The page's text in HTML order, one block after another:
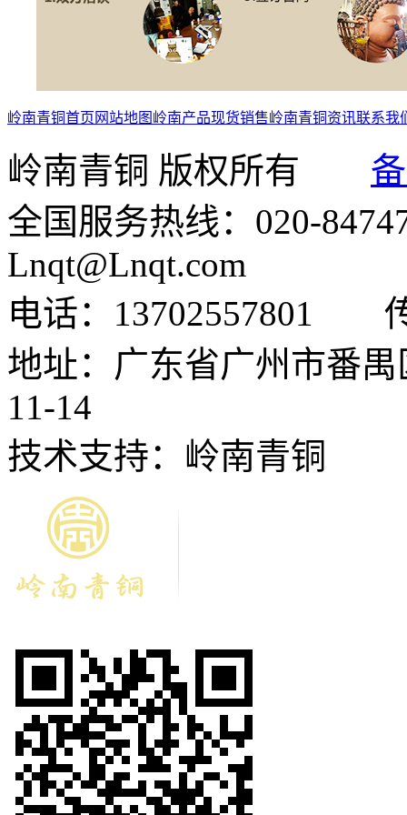
岭南青铜首页 网站地图 岭南产品现货销售岭南青铜资讯联系我
岭南青铜 版权所有
全国服务热线：020-
Lnqt@Lnqt.com
电话：13702557801
地址：广东省广州市番
11-14
技术支持：岭南青铜